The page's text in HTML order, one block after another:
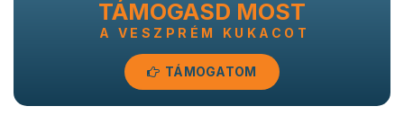
TÁMOGASD MOST
A VESZPRÉM KUKACOT
TÁMOGATOM